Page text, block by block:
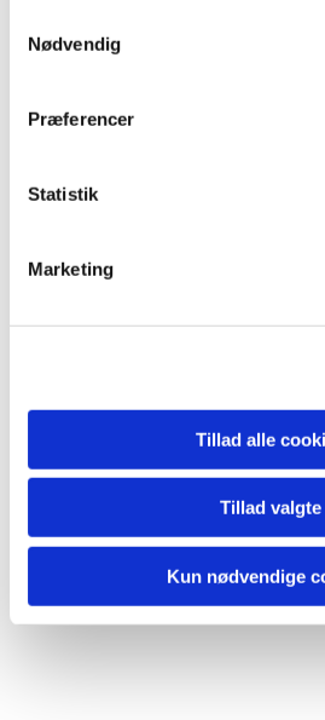
Nødvendig
Præferencer
Statistik
Marketing
Tillad alle
Tillad valgte
Kun nødvendige
Du vil måske